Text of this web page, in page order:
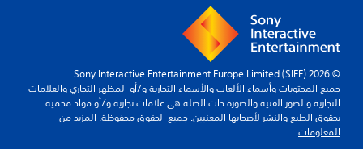
© 2026 Sony Interactive Entertainment Europe Limited (SIEE)
جميع المحتويات وأسماء الألعاب والأسماء التجارية و/أو المظهر التجاري والعلامات
التجارية والصور الفنية والصورة ذات الصلة هي علامات تجارية و/أو مواد محمية
بحقوق الطبع والنشر لأصحابها المعنيين. جميع الحقوق محفوظة. المزيد من
المعلومات